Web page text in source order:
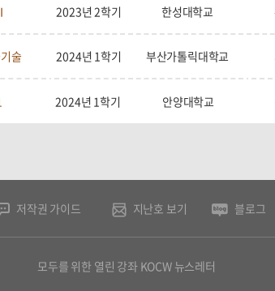
2023년 2학기 한성대학교
술 2024년 1학기 부산가톨릭대학교
2024년 1학기 안양대학교
저작권 가이드 지난호 보기 블로그
모두를 위한 열린 강좌 KOCW 뉴스레터